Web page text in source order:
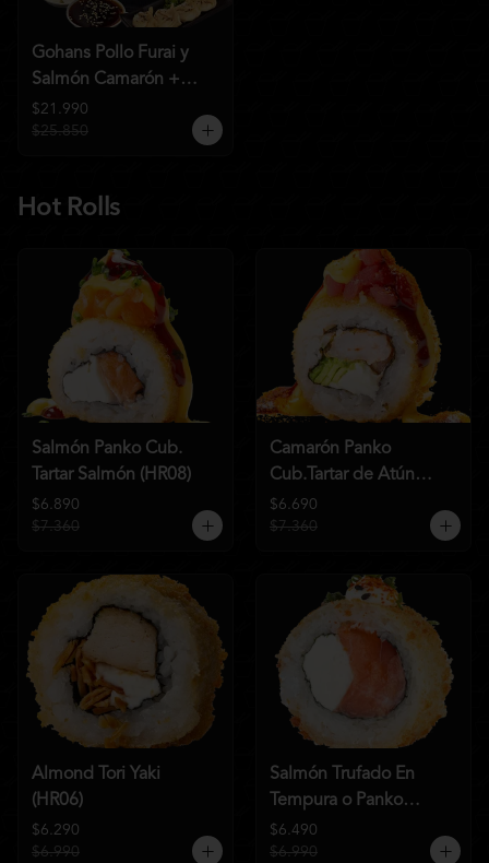
Gohans Pollo Furai y
Salmón Camarón +
2QC
$21.990
$25.850
Hot Rolls
Salmón Panko Cub.
Tartar Salmón (HR08)
$6.890
$7.360
Camarón Panko
Cub.Tartar de Atún
(HR07)
$6.690
$7.360
Almond Tori Yaki
(HR06)
$6.290
$6.990
Salmón Trufado En
Tempura o Panko
(HR04)
$6.490
$6.990